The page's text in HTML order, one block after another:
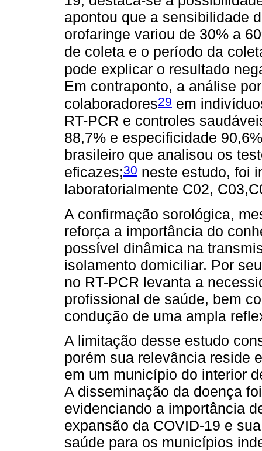
apontou que a sensibilidade
orofaringe variou de 30% a
de coleta e o período da
pode explicar o resultado
Em contraponto, a análise
colaboradores29 em
RT-PCR e controles
88,7% e especificidade
brasileiro que analisou os
eficazes;30 neste estudo, foi
laboratorialmente C02,
A confirmação sorológica,
reforça a importância do
possível dinâmica na
isolamento domiciliar. Por
no RT-PCR levanta a
profissional de saúde, bem
condução de uma ampla
A limitação desse estudo
porém sua relevância reside
em um município do interior
A disseminação da doença
evidenciando a importância
expansão da COVID-19 e
saúde para os municípios